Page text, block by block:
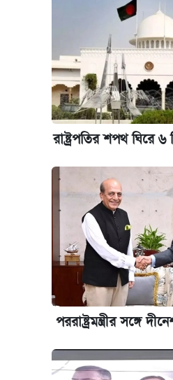
রাষ্ট্রপতির শপথ ঘিরে
পররাষ্ট্রমন্ত্রীর সঙ্গে